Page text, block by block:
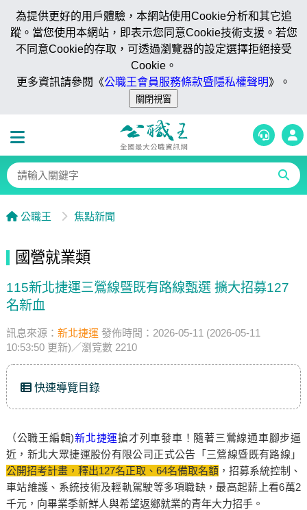
為提供更好的用戶體驗，本網站使用Cookie分析和其它追
蹤。當您使用本網站，即表示您同意Cookie技術支援。若您
不同意Cookie的存取，可透過瀏覽器的設定選擇拒絕接受
Cookie。
更多資訊請參閱《公職王會員服務條款暨隱私權聲明》。
公職王 焦點新聞
國營就業類
115新北捷運三鶯線暨既有路線甄選 擴大招募127
名新血
訊息來源： 新北捷運 發佈時間：2026-05-11 (2026-05-11
10:53:50 更新)／瀏覽數 2210
快速導覽目錄
（公職王編輯)新北捷運搶才列車發車！隨著三鶯線通車腳步逼
近，新北大眾捷運股份有限公司正式公告「三鶯線暨既有路線」
公開招考計畫，釋出127名正取、64名備取名額 ，招募系統控制、
車站維護、系統技術及輕軌駕駛等多項職缺，最高起薪上看6萬2
千元，向畢業季新鮮人與希望返鄉就業的青年大力招手。